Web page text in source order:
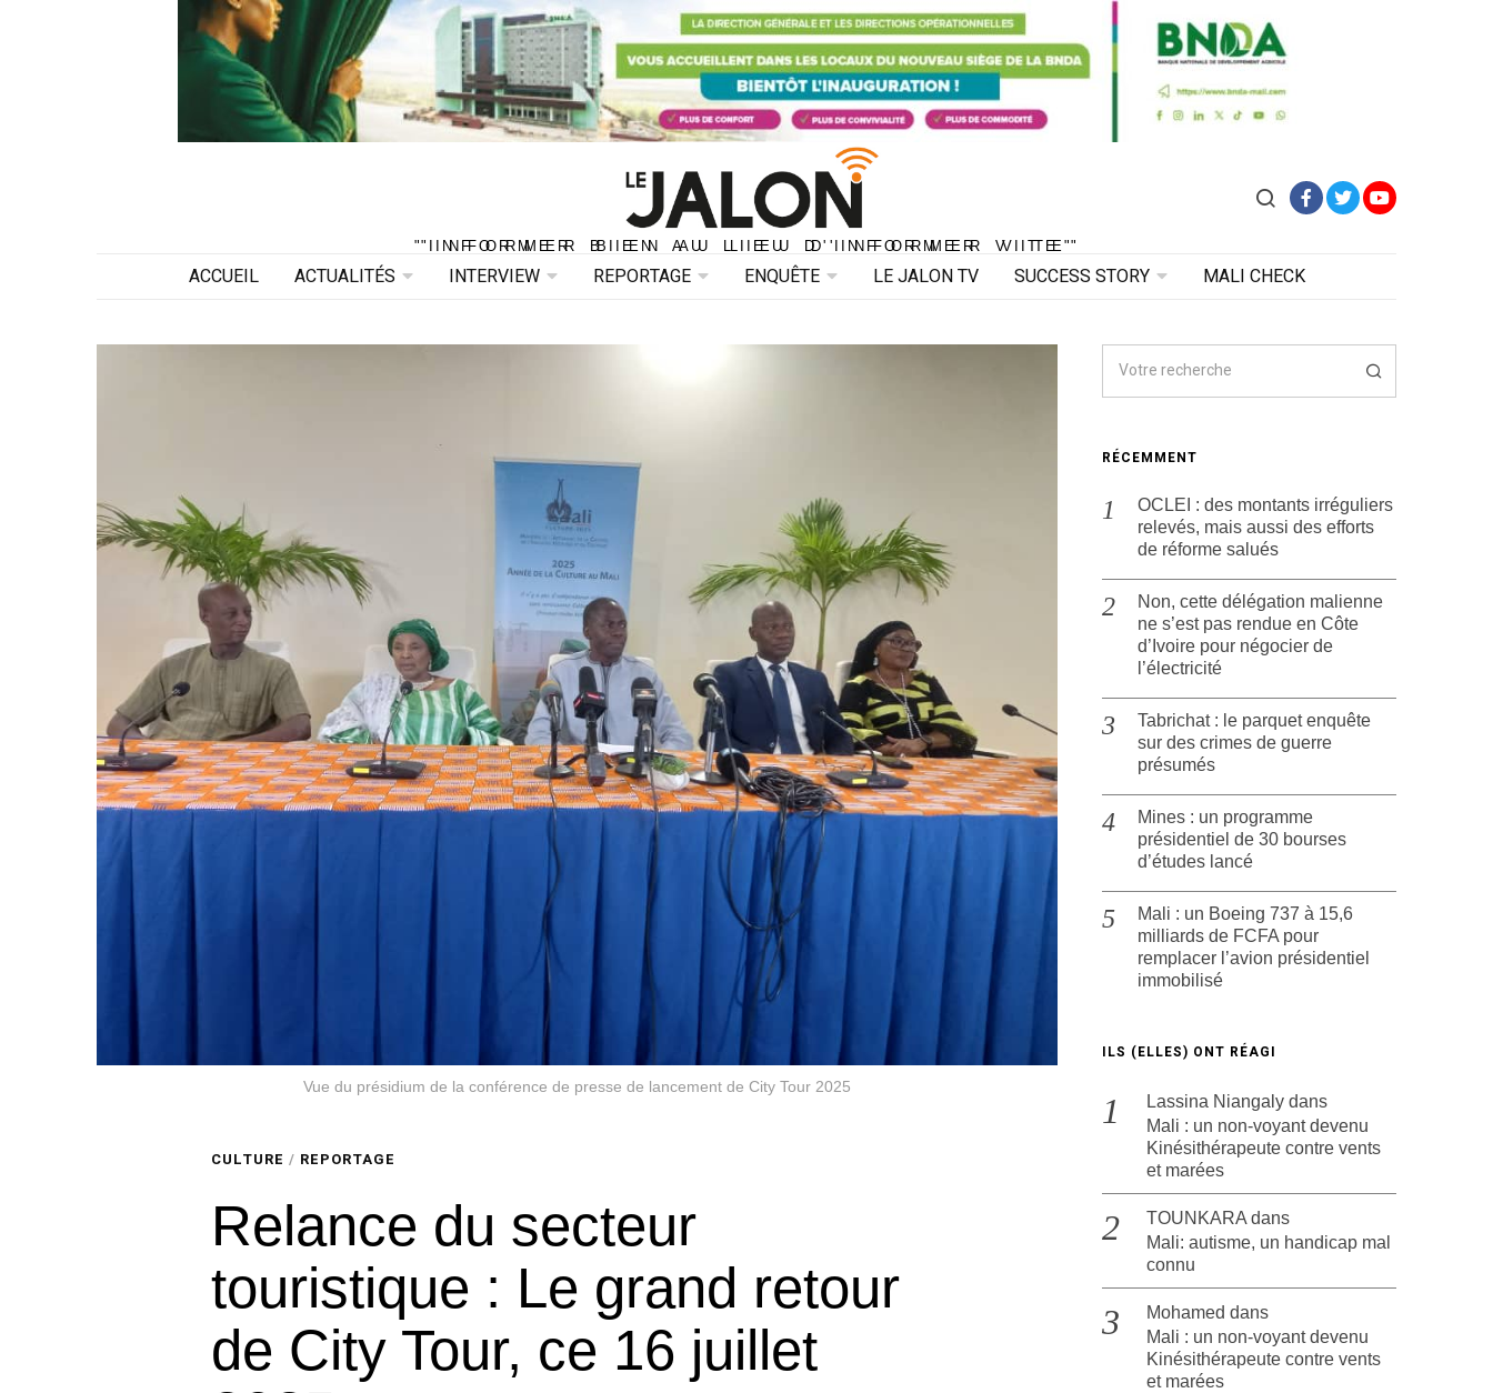
"INFORMER BIEN AU LIEU D'INFORMER VITE"
"INFORMER BIEN AU LIEU D'INFORMER VITE"
ACCUEIL ACTUALITÉS INTERVIEW REPORTAGE ENQUÊTE LE JALON TV SUCCESS STORY MALI CHECK
Vue du présidium de la conférence de presse de lancement de City Tour 2025
CULTURE / REPORTAGE
Relance du secteur
touristique : Le grand retour
de City Tour, ce 16 juillet
RÉCEMMENT
OCLEI : des montants irréguliers
relevés, mais aussi des efforts
de réforme salués
Non, cette délégation malienne
ne s’est pas rendue en Côte
d’Ivoire pour négocier de
l’électricité
Tabrichat : le parquet enquête
sur des crimes de guerre
présumés
Mines : un programme
présidentiel de 30 bourses
d’études lancé
Mali : un Boeing 737 à 15,6
milliards de FCFA pour
remplacer l’avion présidentiel
immobilisé
ILS (ELLES) ONT RÉAGI
Lassina Niangaly dans
Mali : un non-voyant devenu
Kinésithérapeute contre vents
et marées
TOUNKARA dans
Mali: autisme, un handicap mal
connu
Mohamed dans
Mali : un non-voyant devenu
Kinésithérapeute contre vents
et marées